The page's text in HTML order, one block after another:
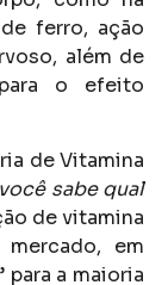
ferro, ação
além de
o efeito
de Vitamina
sabe qual
de vitamina
em
para a maioria